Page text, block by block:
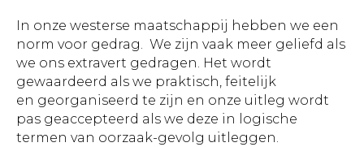
In onze westerse maatschappij hebben we een
norm voor gedrag. We zijn vaak meer geliefd als
we ons extravert gedragen. Het wordt
gewaardeerd als we praktisch, feitelijk
en georganiseerd te zijn en onze uitleg wordt
pas geaccepteerd als we deze in logische
termen van oorzaak-gevolg uitleggen.